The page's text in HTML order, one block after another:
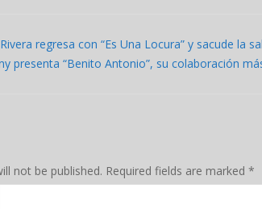
regresa con “Es Una Locura” y sacude la
presenta “Benito Antonio”, su colaboración
not be published. Required fields are marked *